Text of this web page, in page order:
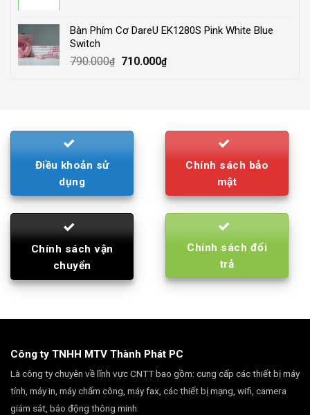
210.000₫.195.000₫.
Bàn Phím Cơ DareU EK1280S Pink White Blue
Switch
790.000₫
Original
710.000₫Current
Điều khoản sử
dụng
Chính sách bảo
mật
Chính sách vận
chuyển
Chính sách đổi
trả
Công ty TNHH MTV Thành Phát PC
Là công ty chuyên về lĩnh vực CNTT bao gồm: cung cấp các thiết bị máy
tính, máy in, máy chấm công, máy fax, các thiết bị mạng, wifi, camera
giám sát, báo động thông minh.